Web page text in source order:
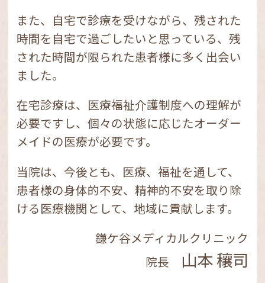
この度、当院は厚生労働省により、在宅緩
和ケア充実診療所に指定されました。
これは当院の実施している在宅診療におい
て、看取りや緊急往診の実績及び緩和ケア
在籍していることを評価しての指定です。
当院では、今後もより高いレベルの在宅診
療を行ってまいります。何卒宜しくお願い
致します。
お知らせ
令和２年４月１日より当院は機能強化型在
宅療養支援診療所に認可されました。
訪問診療のページを更新しました。
また、自宅で診療を受けながら、残された
時間を自宅で過ごしたいと思っている、残
された時間が限られた患者様に多く出会い
ました。
在宅診療は、医療福祉介護制度への理解が
必要ですし、個々の状態に応じたオーダー
メイドの医療が必要です。
当院は、今後とも、医療、福祉を通して、
患者様の身体的不安、精神的不安を取り除
ける医療機関として、地域に貢献します。
鎌ケ谷メディカルクリニック
院長
山本 穰司